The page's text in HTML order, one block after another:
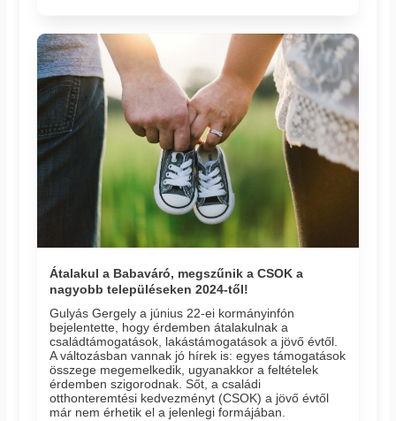
Átalakul a Babaváró, megszűnik a CSOK a
nagyobb településeken 2024-től!
Gulyás Gergely a június 22-ei kormányinfón
bejelentette, hogy érdemben átalakulnak a
családtámogatások, lakástámogatások a jövő évtől.
A változásban vannak jó hírek is: egyes támogatások
összege megemelkedik, ugyanakkor a feltételek
érdemben szigorodnak. Sőt, a családi
otthonteremtési kedvezményt (CSOK) a jövő évtől
már nem érhetik el a jelenlegi formájában.